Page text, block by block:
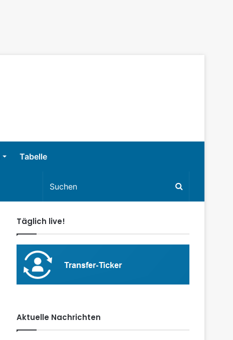
Tabelle
Täglich live!
Aktuelle Nachrichten